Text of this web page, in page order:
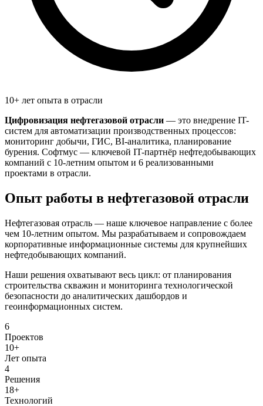
10+ лет опыта в отрасли
Цифровизация нефтегазовой отрасли — это внедрение IT-
систем для автоматизации производственных процессов:
мониторинг добычи, ГИС, BI-аналитика, планирование
бурения. Софтмус — ключевой IT-партнёр нефтедобывающих
компаний с 10-летним опытом и 6 реализованными
проектами в отрасли.
Опыт работы в нефтегазовой отрасли
Нефтегазовая отрасль — наше ключевое направление с более
чем 10-летним опытом. Мы разрабатываем и сопровождаем
корпоративные информационные системы для крупнейших
нефтедобывающих компаний.
Наши решения охватывают весь цикл: от планирования
строительства скважин и мониторинга технологической
безопасности до аналитических дашбордов и
геоинформационных систем.
6
Проектов
10+
Лет опыта
4
Решения
18+
Технологий